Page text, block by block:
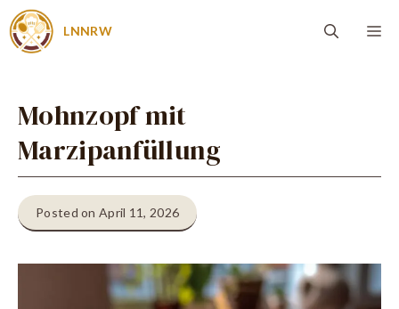
Zum
Inhalt
LNNRW
Mohnzopf mit
Marzipanfüllung
Posted on April 11, 2026